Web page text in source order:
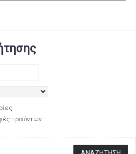
προϊόντων